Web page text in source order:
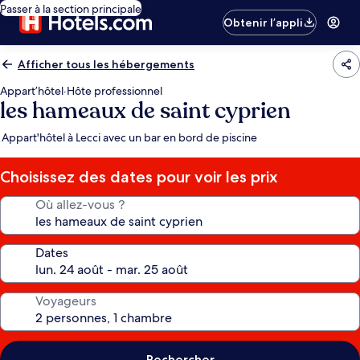
Passer à la section principale
Obtenir l’appli
Afficher tous les hébergements
Appart’hôtel·Hôte professionnel
les hameaux de saint cyprien
Appart'hôtel à Lecci avec un bar en bord de piscine
Choisissez des dates pour voir les prix
Où allez-vous ?
Dates
Voyageurs